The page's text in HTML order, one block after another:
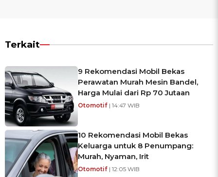
Terkait
9 Rekomendasi Mobil Bekas
Perawatan Murah Mesin Bandel,
Harga Mulai dari Rp 70 Jutaan
Otomotif | 14:47 WIB
10 Rekomendasi Mobil Bekas
Keluarga untuk 8 Penumpang:
Murah, Nyaman, Irit
Otomotif | 12:05 WIB